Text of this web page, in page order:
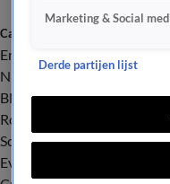
Categorieën
Entertainment
Nieuws
BN'ers
Royalty
Songfestival
Evenementen
Marketing & Social
Derde partijen lijst